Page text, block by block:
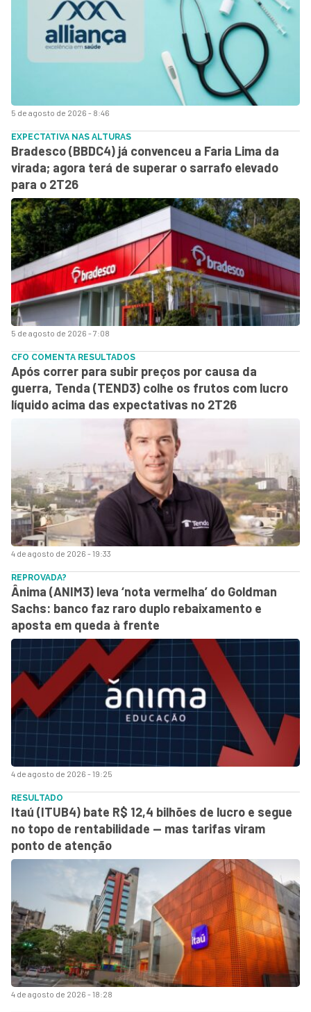
5 de agosto de 2026 - 8:46
5 de agosto de 2026 - 7:08
EXPECTATIVA NAS ALTURAS
Bradesco (BBDC4) já convenceu a Faria Lima da
virada; agora terá de superar o sarrafo elevado
para o 2T26
4 de agosto de 2026 - 19:33
CFO COMENTA RESULTADOS
Após correr para subir preços por causa da
guerra, Tenda (TEND3) colhe os frutos com lucro
líquido acima das expectativas no 2T26
4 de agosto de 2026 - 19:25
REPROVADA?
Ânima (ANIM3) leva ‘nota vermelha’ do Goldman
Sachs: banco faz raro duplo rebaixamento e
aposta em queda à frente
4 de agosto de 2026 - 18:28
RESULTADO
Itaú (ITUB4) bate R$ 12,4 bilhões de lucro e segue
no topo de rentabilidade — mas tarifas viram
ponto de atenção